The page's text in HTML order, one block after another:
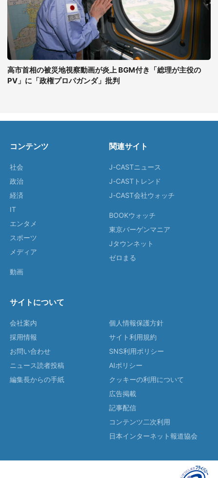
高市首相の被災地視察動画が炎上 BGM付き「総理が主役の
PV」に「政権プロパガンダ」批判
コンテンツ
社会
政治
経済
IT
エンタメ
スポーツ
メディア
動画
関連サイト
J-CASTニュース
J-CASTトレンド
J-CAST会社ウォッチ
BOOKウォッチ
東京バーゲンマニア
Jタウンネット
ゼロまる
サイトについて
会社案内
採用情報
お問い合わせ
ニュース読者投稿
編集長からの手紙
個人情報保護方針
サイト利用規約
SNS利用ポリシー
AIポリシー
クッキーの利用について
広告掲載
記事配信
コンテンツ二次利用
日本インターネット報道協会